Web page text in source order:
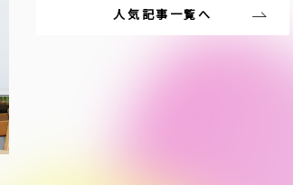
人気記事一覧へ